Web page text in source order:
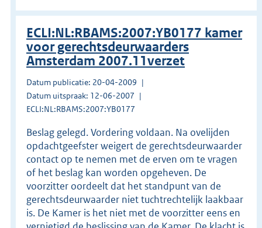
ECLI:NL:RBAMS:2007:YB0177 kamer
voor gerechtsdeurwaarders
Amsterdam 2007.11verzet
Datum publicatie: 20-04-2009
Datum uitspraak: 12-06-2007
ECLI:NL:RBAMS:2007:YB0177
Beslag gelegd. Vordering voldaan. Na ovelijden
opdachtgeefster weigert de gerechtsdeurwaarder
contact op te nemen met de erven om te vragen
of het beslag kan worden opgeheven. De
voorzitter oordeelt dat het standpunt van de
gerechtsdeurwaarder niet tuchtrechtelijk laakbaar
is. De Kamer is het niet met de voorzitter eens en